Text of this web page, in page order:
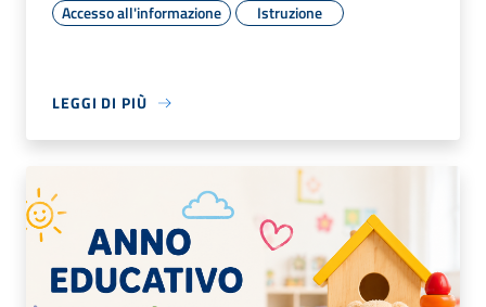
Accesso all'informazione Istruzione
LEGGI DI PIÙ